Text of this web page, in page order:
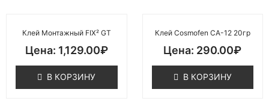
Клей Монтажный FIX² GT
1,129.00₽
В КОРЗИНУ
Клей Сosmofen CA-12 20гр
290.00₽
В КОРЗИНУ